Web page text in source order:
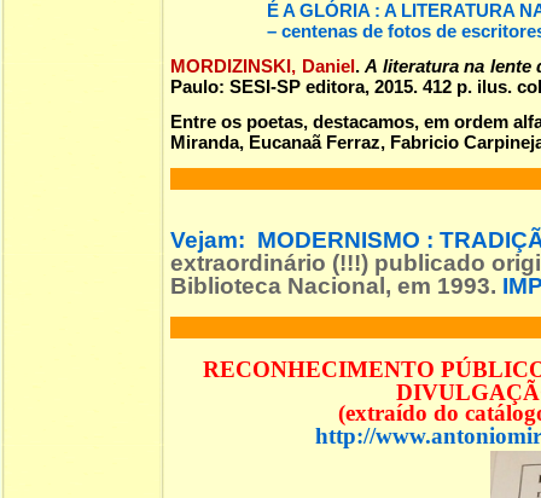
É A GLÓRIA : A LITERATURA
– centenas de fotos de
MORDIZINSKI, Daniel .A literatura na lente
Paulo: SESI-SP editora, 2015. 412 p. ilus.
Entre os poetas, destacamos, em ordem
Miranda, Eucanaã Ferraz, Fabricio
Vejam: MODERNISMO :
extraordinário (!!!) publicado
Biblioteca Nacional, em 1993.
RECONHECIMENTO
(extraído do
http://